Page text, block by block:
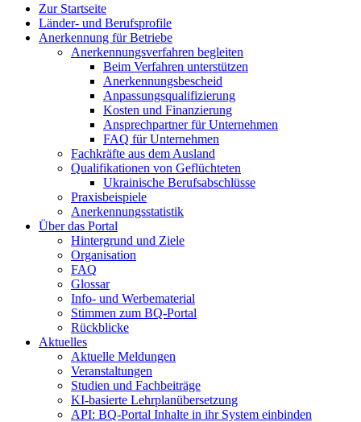
Zur Startseite
Länder- und Berufsprofile
Anerkennung für Betriebe
Anerkennungsverfahren begleiten
Beim Verfahren unterstützen
Anerkennungsbescheid
Anpassungsqualifizierung
Kosten und Finanzierung
Ansprechpartner für Unternehmen
FAQ für Unternehmen
Fachkräfte aus dem Ausland
Qualifikationen von Geflüchteten
Ukrainische Berufsabschlüsse
Praxisbeispiele
Anerkennungsstatistik
Über das Portal
Hintergrund und Ziele
Organisation
FAQ
Glossar
Info- und Werbematerial
Stimmen zum BQ-Portal
Rückblicke
Aktuelles
Aktuelle Meldungen
Veranstaltungen
Studien und Fachbeiträge
KI-basierte Lehrplanübersetzung
API: BQ-Portal Inhalte in ihr System einbinden